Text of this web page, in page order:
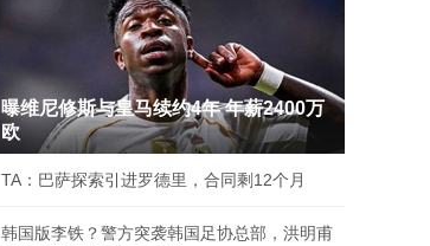
曝维尼修斯与皇马续约4年 年薪2400万
欧
TA：巴萨探索引进罗德里，合同剩12个月
韩国版李铁？警方突袭韩国足协总部，洪明甫